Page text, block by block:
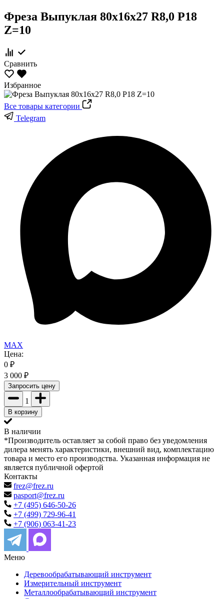
Фреза Выпуклая 80х16х27 R8,0 Р18
Z=10
Сравнить
Избранное
Все товары категории
Telegram
MAX
Цена:
0 ₽
3 000 ₽
Запросить цену
1
В корзину
В наличии
*Производитель оставляет за собой право без уведомления
дилера менять характеристики, внешний вид, комплектацию
товара и место его производства. Указанная информация не
является публичной офертой
Контакты
frez@frez.ru
pasport@frez.ru
+7 (495) 646-50-26
+7 (499) 729-96-41
+7 (906) 063-41-23
Меню
Деревообрабатывающий инструмент
Измерительный инструмент
Металлообрабатывающий инструмент